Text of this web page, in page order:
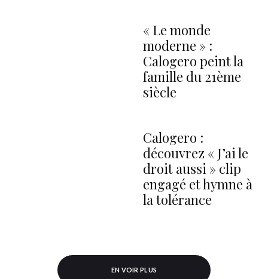
« Le monde
moderne » :
Calogero peint la
famille du 21ème
siècle
Calogero :
découvrez « J’ai le
droit aussi » clip
engagé et hymne à
la tolérance
EN VOIR PLUS